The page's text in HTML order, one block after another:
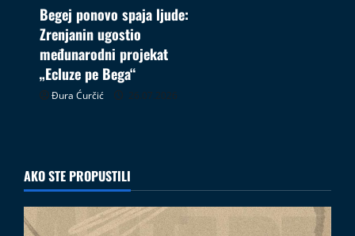
Begej ponovo spaja ljude:
Zrenjanin ugostio
međunarodni projekat
„Ecluze pe Bega“
Đura Ćurčić 26.07.2026
AKO STE PROPUSTILI